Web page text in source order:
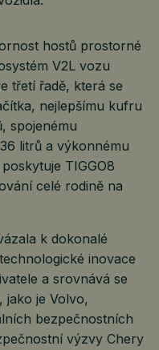
hostů prostorné
V2L vozu
třetí řadě, která se
nejlepšímu kufru
spojenému
litrů a výkonnému
TIGGO8
celé rodině na
k dokonalé
inovace
a srovnává se
jako je Volvo,
bezpečnostních
výzvy Chery